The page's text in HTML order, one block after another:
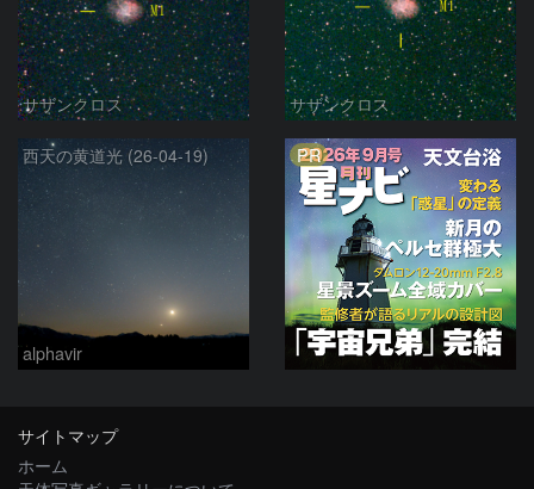
サザンクロス サザンクロス
西天の黄道光 (26-04-19)
alphavir
PR
サイトマップ
ホーム